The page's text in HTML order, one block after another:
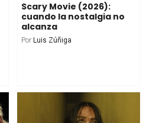
Scary Movie (2026):
cuando la nostalgia no
alcanza
Por Luis Zúñiga